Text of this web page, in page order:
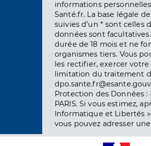
informations
Santé.fr. La base légale
suivies d’un * sont celles
données sont
durée de 18 mois et ne
organismes tiers. Vous
les rectifier, exercer
limitation du traitement
Protection des Données :
PARIS. Si vous estimez,
Informatique et Libertés »
vous pouvez adresser